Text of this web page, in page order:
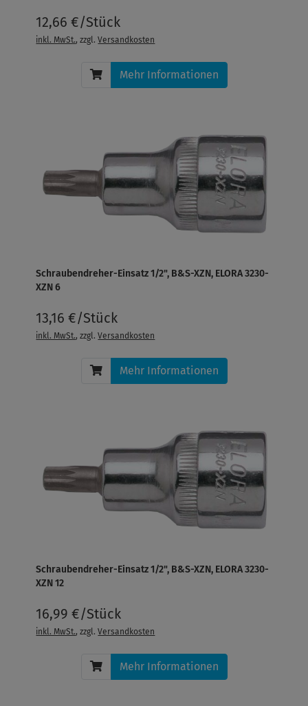
12,66 €/Stück
inkl. MwSt., zzgl.Versandkosten
Mehr Informationen
Schraubendreher-Einsatz 1/2", B&S-XZN, ELORA 3230-
XZN 6
13,16 €/Stück
inkl. MwSt., zzgl.Versandkosten
Mehr Informationen
Schraubendreher-Einsatz 1/2", B&S-XZN, ELORA 3230-
XZN 12
16,99 €/Stück
inkl. MwSt., zzgl.Versandkosten
Mehr Informationen